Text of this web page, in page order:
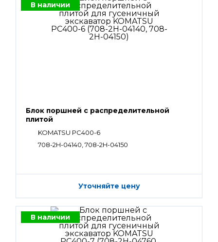
В наличии
Блок поршней c распределительной
плитой
KOMATSU PC400-6
708-2H-04140, 708-2H-04150
Уточняйте цену
В наличии